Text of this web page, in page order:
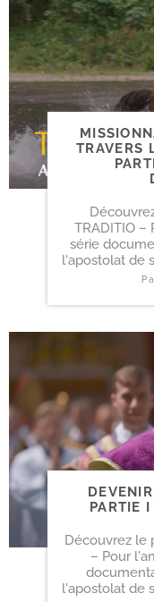
TRAVERS
TRADITIO –
série
l'apostolat de
PARTIE
Découvrez le
– Pour
l'apostolat de